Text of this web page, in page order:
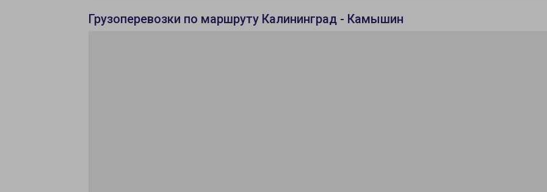
Грузоперевозки по маршруту Калининград - Камышин